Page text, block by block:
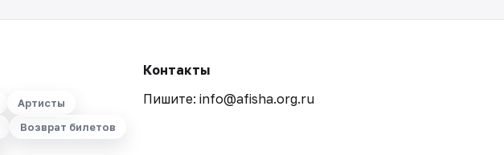
Артисты
Возврат билетов
Контакты
Пишите: info@afisha.org.ru